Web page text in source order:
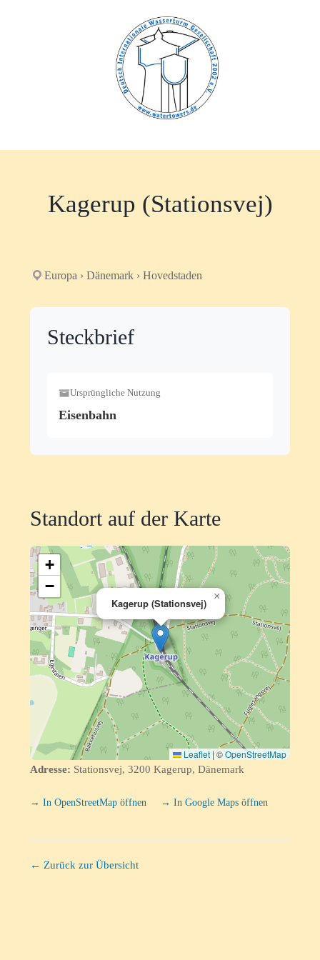
Kagerup (Stationsvej)
Europa › Dänemark › Hovedstaden
Steckbrief
Ursprüngliche Nutzung
Eisenbahn
Standort auf der Karte
Kagerup (Stationsvej)
×
+
−
Leaflet |©OpenStreetMap
Adresse: Stationsvej, 3200 Kagerup, Dänemark
→ In OpenStreetMap öffnen → In Google Maps öffnen
← Zurück zur Übersicht